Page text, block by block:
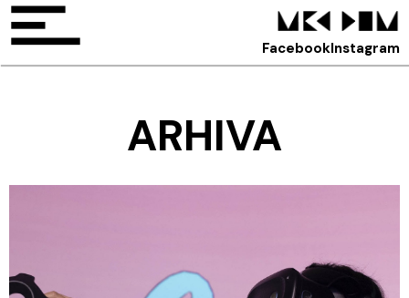
FacebookInstagram
ARHIVA